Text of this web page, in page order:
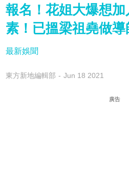
報名！花姐大爆想
素！已搵梁祖堯做導
最新娛聞
東方新地編輯部 Jun 18 2021
廣告